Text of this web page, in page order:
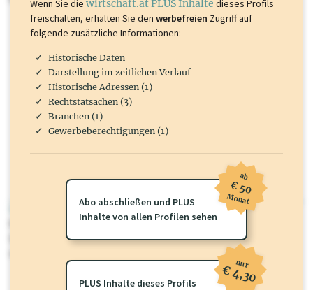
wirtschaft.at PLUS
Für dieses Profil gibt es zusätzlichewirtschaft.at PLUS Inhalte
Sie momentan nicht einsehen können. Schalten Sie dieses Profil frei
oder loggen Sie sich ein um diese Inhalte zu sehen.
Wenn Sie die wirtschaft.at PLUS Inhalte dieses Profils
freischalten, erhalten Sie den werbefreien Zugriff auf
folgende zusätzliche Informationen:
Historische Daten
Darstellung im zeitlichen Verlauf
Historische Adressen (1)
Rechtstatsachen (3)
Branchen (1)
Gewerbeberechtigungen (1)
Abo abschließen und PLUS
Inhalte von allen Profilen sehen
ab
€ 50
Monat
PLUS Inhalte dieses Profils
nur
€ 4,30